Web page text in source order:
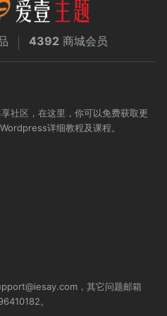
4392 商城会员
社区，在这里，你可以免费获取更
详细教程及课程。
，其它问题邮箱
。